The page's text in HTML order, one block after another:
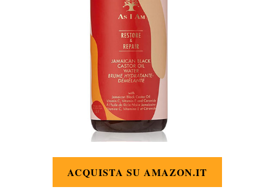
ACQUISTA SU AMAZON.IT